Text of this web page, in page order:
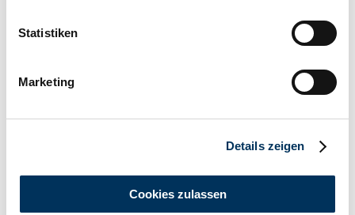
können
bestimmten Merkmalen (Fingerprinting) identifizieren
Erfahren Sie mehr darüber, wie Ihre persönlichen Daten
Statistiken
Marketing
Details zeigen
Cookies zulassen
your search filters.